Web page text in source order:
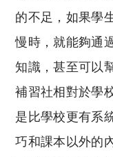
的不足，如果學
慢時，就能夠通
知識，甚至可以
補習社相對於學
是比學校更有系
巧和課本以外的